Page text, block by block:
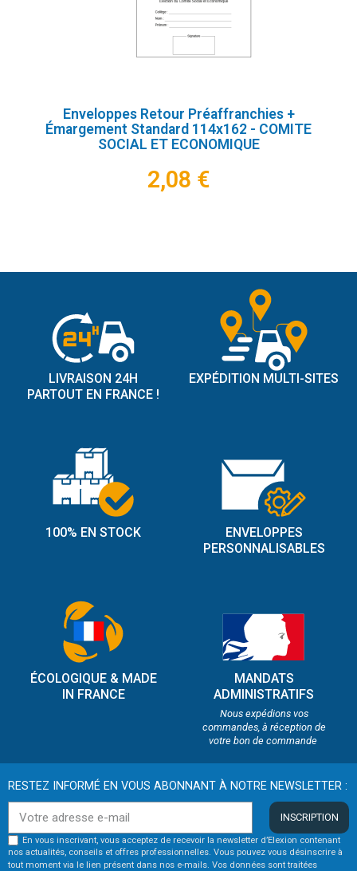
Enveloppes Retour Préaffranchies +
Émargement Standard 114x162 - COMITE
SOCIAL ET ECONOMIQUE
2,08 €
LIVRAISON 24H
PARTOUT EN FRANCE !
EXPÉDITION MULTI-SITES
100% EN STOCK
ENVELOPPES
PERSONNALISABLES
ÉCOLOGIQUE & MADE
IN FRANCE
MANDATS
ADMINISTRATIFS
Nous expédions vos
commandes, à réception de
votre bon de commande
RESTEZ INFORMÉ EN VOUS ABONNANT À NOTRE NEWSLETTER :
INSCRIPTION
En vous inscrivant, vous acceptez de recevoir la newsletter d’Elexion contenant
nos actualités, conseils et offres professionnelles. Vous pouvez vous désinscrire à
tout moment via le lien présent dans nos e-mails. Vos données sont traitées